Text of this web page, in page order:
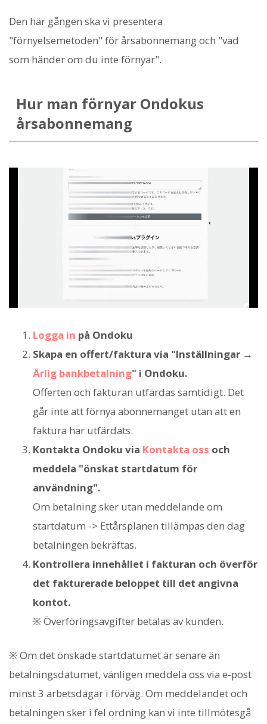
Den här gången ska vi presentera
"förnyelsemetoden" för årsabonnemang och "vad
som händer om du inte förnyar".
Hur man förnyar Ondokus
årsabonnemang
Logga in på Ondoku
Skapa en offert/faktura via "Inställningar →
Årlig bankbetalning" i Ondoku.
Offerten och fakturan utfärdas samtidigt. Det
går inte att förnya abonnemanget utan att en
faktura har utfärdats.
Kontakta Ondoku via Kontakta oss och
meddela "önskat startdatum för
användning".
Om betalning sker utan meddelande om
startdatum -> Ettårsplanen tillämpas den dag
betalningen bekräftas.
Kontrollera innehållet i fakturan och överför
det fakturerade beloppet till det angivna
kontot.
※ Överföringsavgifter betalas av kunden.
※ Om det önskade startdatumet är senare än
betalningsdatumet, vänligen meddela oss via e-post
minst 3 arbetsdagar i förväg. Om meddelandet och
betalningen sker i fel ordning kan vi inte tillmötesgå